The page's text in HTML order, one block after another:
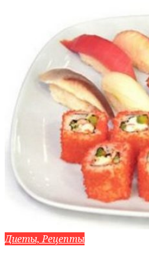
Диеты, Рецепты